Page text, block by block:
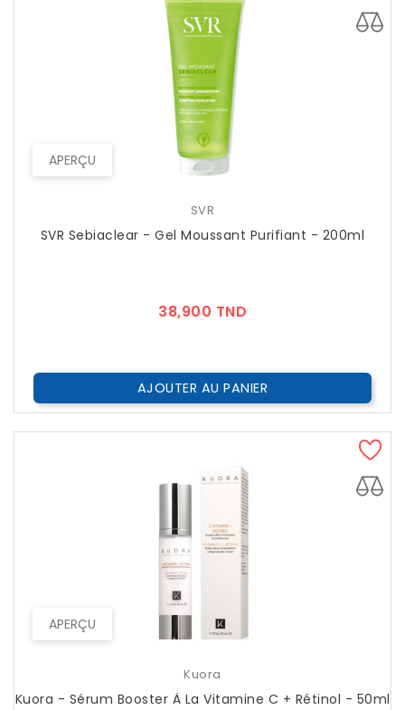
APERÇU
SVR
SVR Sebiaclear - Gel Moussant Purifiant - 200ml
38,900 TND
AJOUTER AU PANIER
APERÇU
Kuora
Kuora - Sérum Booster À La Vitamine C + Rétinol - 50ml